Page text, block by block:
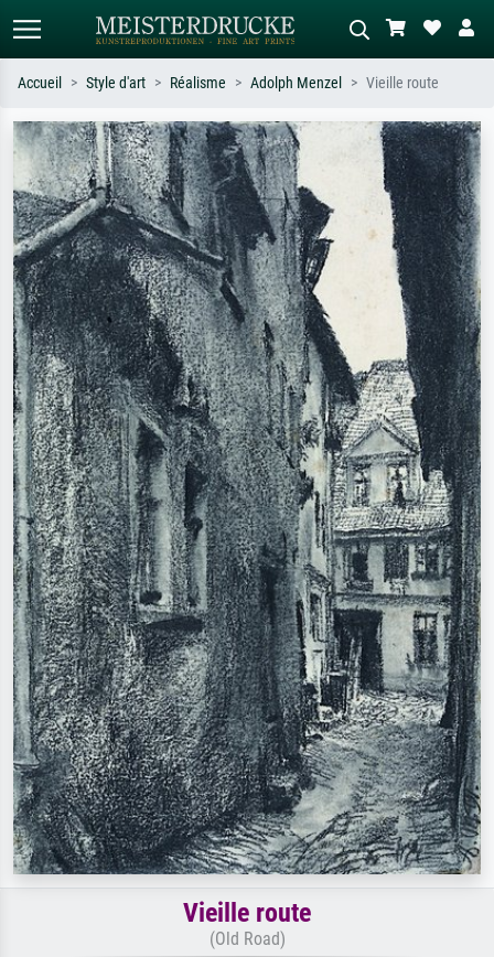
Recherche standard Recherche d'images IA
Recherchez par artiste, titre ou style –
ex. Monet, Nuit étoilée,
impressionnisme, vague de Hokusai,
nu.
Décrivez la scène – ex. prairie verte,
abstrait avec beaucoup de rouge,
tableau sombre, nu debout près d'un
arbre.
Accueil Style d'art Réalisme Adolph Menzel Vieille route
Vieille route
(Old Road)